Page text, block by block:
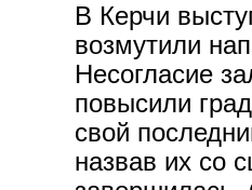
В Керчи
возмутили
Несогласие
повысили
свой
назвав их со